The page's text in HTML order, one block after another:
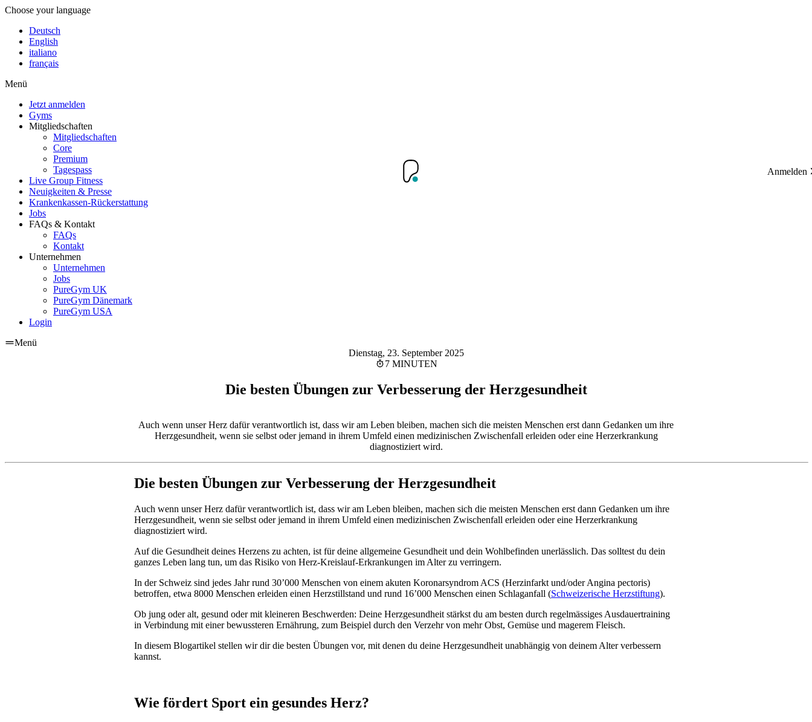
Choose your language
Deutsch
English
italiano
français
Menü
Jetzt anmelden
Gyms
Mitgliedschaften
Mitgliedschaften
Core
Premium
Tagespass
Live Group Fitness
Neuigkeiten & Presse
Krankenkassen-Rückerstattung
Jobs
FAQs & Kontakt
FAQs
Kontakt
Unternehmen
Unternehmen
Jobs
PureGym UK
PureGym Dänemark
PureGym USA
Login
Menü
Anmelden
Dienstag, 23. September 2025
7 MINUTEN
Die besten Übungen zur Verbesserung der Herzgesundheit
Auch wenn unser Herz dafür verantwortlich ist, dass wir am Leben bleiben, machen sich die meisten Menschen erst dann Gedanken um ihre
Herzgesundheit, wenn sie selbst oder jemand in ihrem Umfeld einen medizinischen Zwischenfall erleiden oder eine Herzerkrankung
diagnostiziert wird.
Die besten Übungen zur Verbesserung der Herzgesundheit
Auch wenn unser Herz dafür verantwortlich ist, dass wir am Leben bleiben, machen sich die meisten Menschen erst dann Gedanken um ihre
Herzgesundheit, wenn sie selbst oder jemand in ihrem Umfeld einen medizinischen Zwischenfall erleiden oder eine Herzerkrankung
diagnostiziert wird.
Auf die Gesundheit deines Herzens zu achten, ist für deine allgemeine Gesundheit und dein Wohlbefinden unerlässlich. Das solltest du dein
ganzes Leben lang tun, um das Risiko von Herz-Kreislauf-Erkrankungen im Alter zu verringern.
In der Schweiz sind jedes Jahr rund 30’000 Menschen von einem akuten Koronarsyndrom ACS (Herzinfarkt und/oder Angina pectoris)
betroffen, etwa 8000 Menschen erleiden einen Herzstillstand und rund 16’000 Menschen einen Schlaganfall (Schweizerische Herzstiftung).
Ob jung oder alt, gesund oder mit kleineren Beschwerden: Deine Herzgesundheit stärkst du am besten durch regelmässiges Ausdauertraining
in Verbindung mit einer bewussteren Ernährung, zum Beispiel durch den Verzehr von mehr Obst, Gemüse und magerem Fleisch.
In diesem Blogartikel stellen wir dir die besten Übungen vor, mit denen du deine Herzgesundheit unabhängig von deinem Alter verbessern
kannst.
Wie fördert Sport ein gesundes Herz?